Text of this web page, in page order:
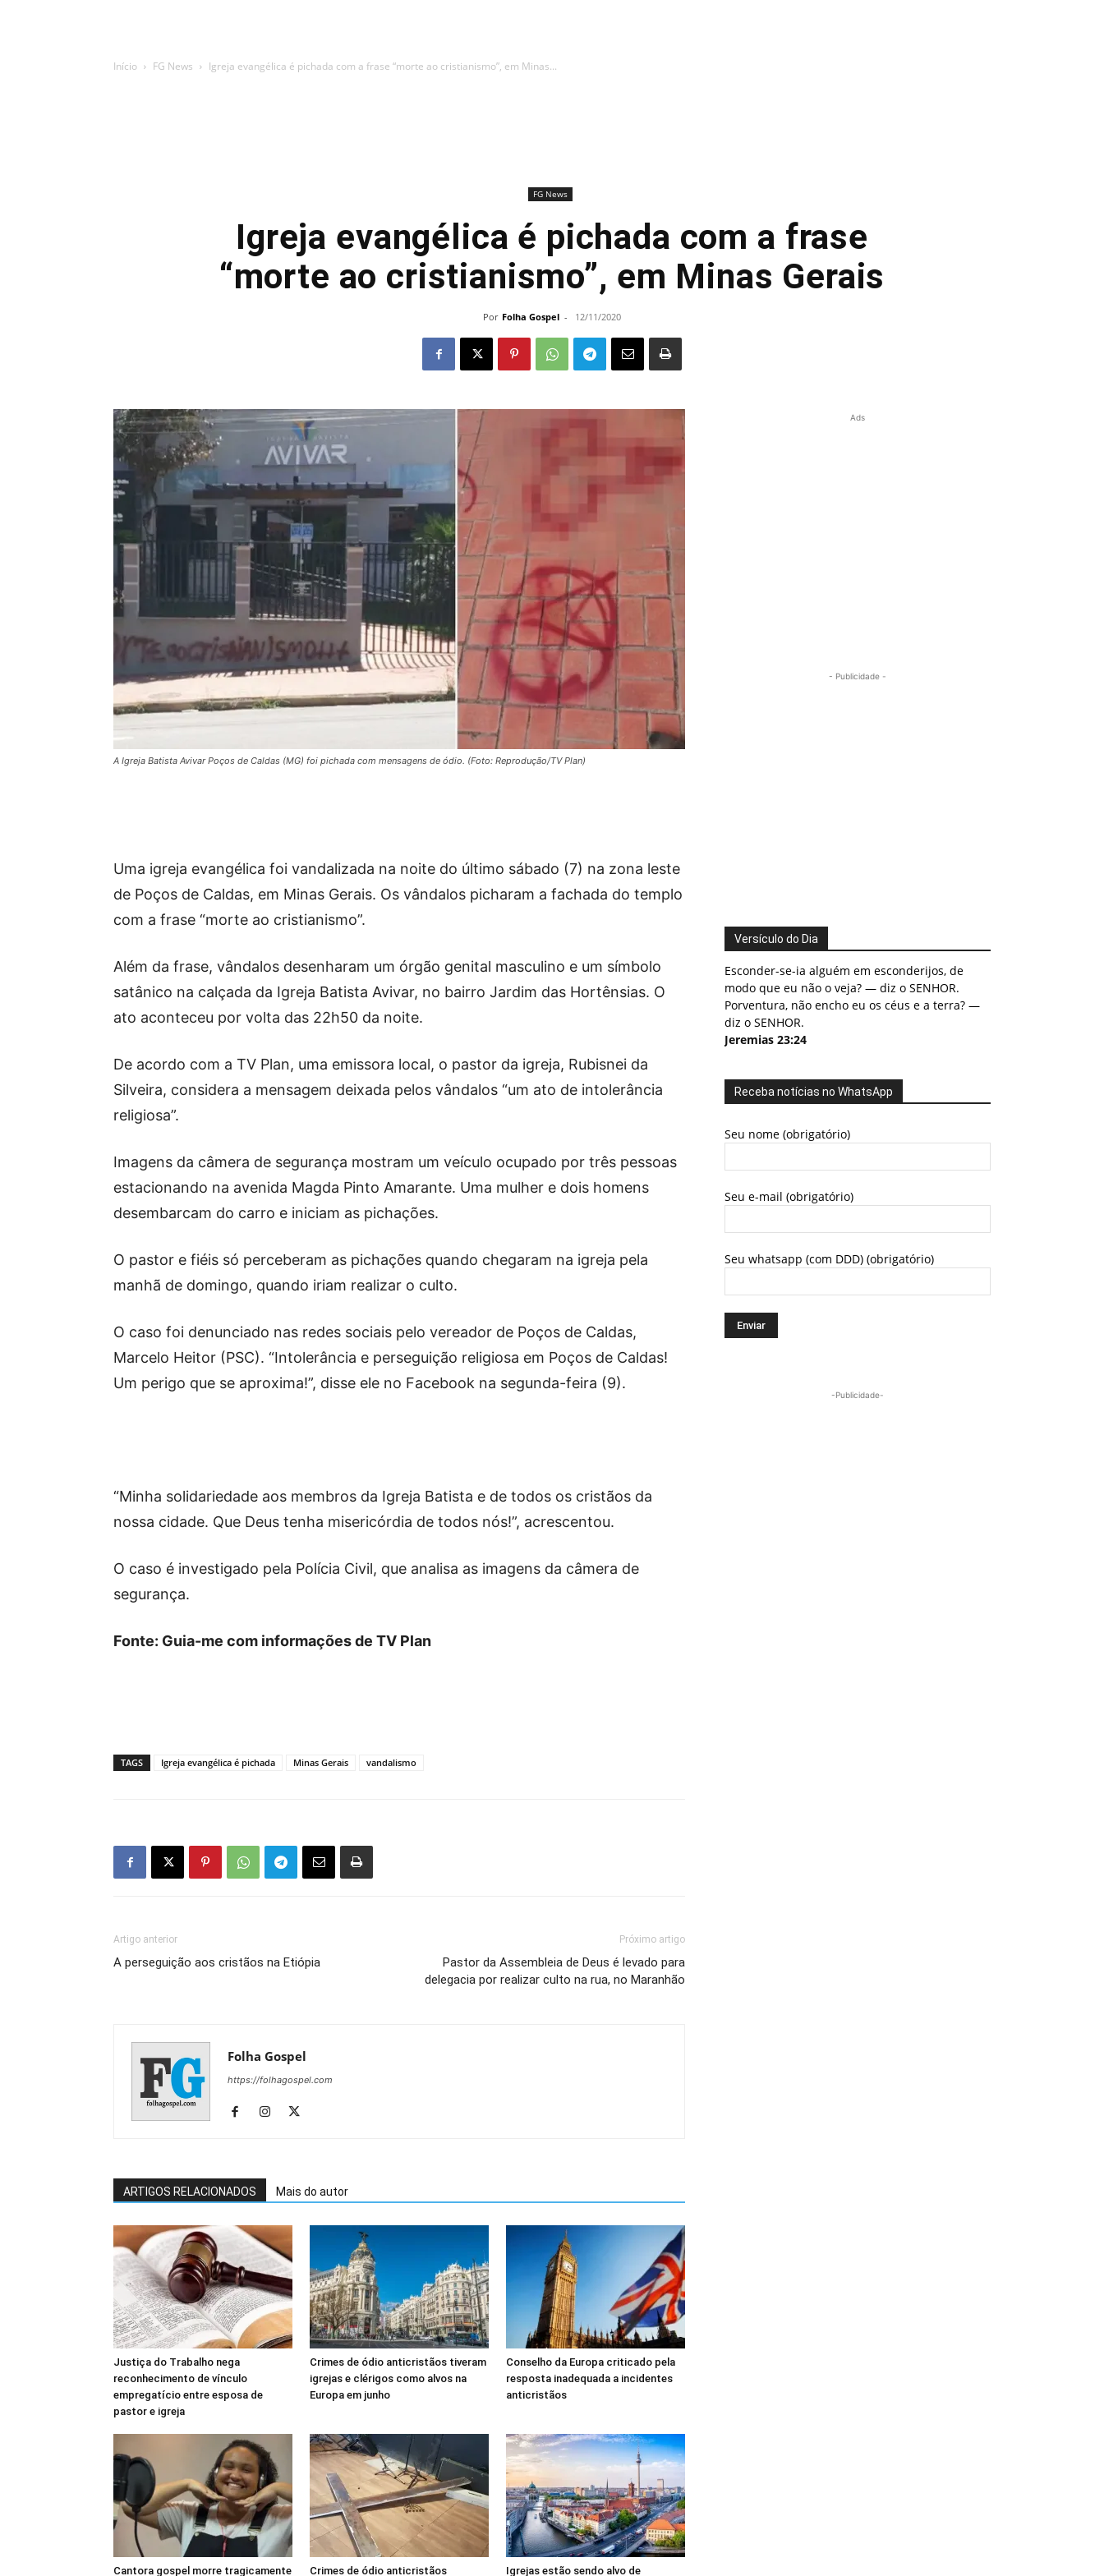
Início FG News Igreja evangélica é pichada com a frase “morte ao cristianismo”, em Minas...
FG News
Igreja evangélica é pichada com a frase
“morte ao cristianismo”, em Minas Gerais
Por Folha Gospel - 12/11/2020
A Igreja Batista Avivar Poços de Caldas (MG) foi pichada com mensagens de ódio. (Foto: Reprodução/TV Plan)
Uma igreja evangélica foi vandalizada na noite do último sábado (7) na zona leste
de Poços de Caldas, em Minas Gerais. Os vândalos picharam a fachada do templo
com a frase “morte ao cristianismo”.
Além da frase, vândalos desenharam um órgão genital masculino e um símbolo
satânico na calçada da Igreja Batista Avivar, no bairro Jardim das Hortênsias. O
ato aconteceu por volta das 22h50 da noite.
De acordo com a TV Plan, uma emissora local, o pastor da igreja, Rubisnei da
Silveira, considera a mensagem deixada pelos vândalos “um ato de intolerância
religiosa”.
Imagens da câmera de segurança mostram um veículo ocupado por três pessoas
estacionando na avenida Magda Pinto Amarante. Uma mulher e dois homens
desembarcam do carro e iniciam as pichações.
O pastor e fiéis só perceberam as pichações quando chegaram na igreja pela
manhã de domingo, quando iriam realizar o culto.
O caso foi denunciado nas redes sociais pelo vereador de Poços de Caldas,
Marcelo Heitor (PSC). “Intolerância e perseguição religiosa em Poços de Caldas!
Um perigo que se aproxima!”, disse ele no Facebook na segunda-feira (9).
“Minha solidariedade aos membros da Igreja Batista e de todos os cristãos da
nossa cidade. Que Deus tenha misericórdia de todos nós!”, acrescentou.
O caso é investigado pela Polícia Civil, que analisa as imagens da câmera de
segurança.
Fonte: Guia-me com informações de TV Plan
TAGS Igreja evangélica é pichada Minas Gerais vandalismo
Artigo anterior
A perseguição aos cristãos na Etiópia
Próximo artigo
Pastor da Assembleia de Deus é levado para
delegacia por realizar culto na rua, no Maranhão
Folha Gospel
https://folhagospel.com
ARTIGOS RELACIONADOS Mais do autor
Justiça do Trabalho nega
reconhecimento de vínculo
empregatício entre esposa de
pastor e igreja
Crimes de ódio anticristãos tiveram
igrejas e clérigos como alvos na
Europa em junho
Conselho da Europa criticado pela
resposta inadequada a incidentes
anticristãos
Cantora gospel morre tragicamente Crimes de ódio anticristãos Igrejas estão sendo alvo de
Ads
- Publicidade -
Versículo do Dia
Esconder-se-ia alguém em esconderijos, de
modo que eu não o veja? — diz o SENHOR.
Porventura, não encho eu os céus e a terra? —
diz o SENHOR.
Jeremias 23:24
Receba notícias no WhatsApp
Seu nome (obrigatório)
Seu e-mail (obrigatório)
Seu whatsapp (com DDD) (obrigatório)
-Publicidade-